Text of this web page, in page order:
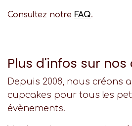
Consultez notre FAQ.
Plus d'infos sur
Depuis 2008, nous créons
cupcakes pour tous les
évènements.